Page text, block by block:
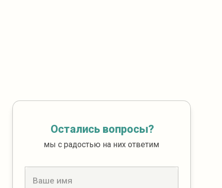
мы с радостью на них ответим
Остались вопросы?